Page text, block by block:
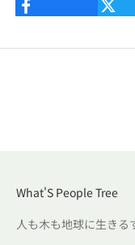
What'S People Tree
人も木も地球に生きる